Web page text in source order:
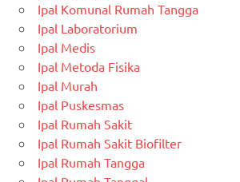
Ipal Komunal Rumah Tangga
Ipal Laboratorium
Ipal Medis
Ipal Metoda Fisika
Ipal Murah
Ipal Puskesmas
Ipal Rumah Sakit
Ipal Rumah Sakit Biofilter
Ipal Rumah Tangga